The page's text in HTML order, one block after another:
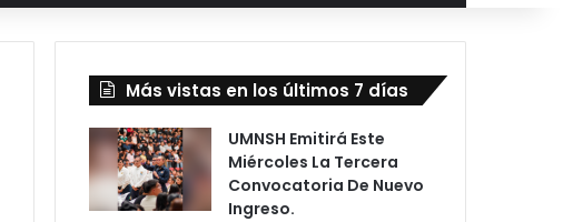
por
Más vistas en los últimos 7 días
UMNSH Emitirá Este
Miércoles La Tercera
Convocatoria De Nuevo
Ingreso.